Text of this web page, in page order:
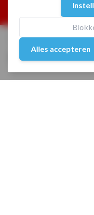
Alles accepteren
ZOMERMP. muv
zakelijk en dealer inlog.
Home / MP6093 Ankle
MP6093